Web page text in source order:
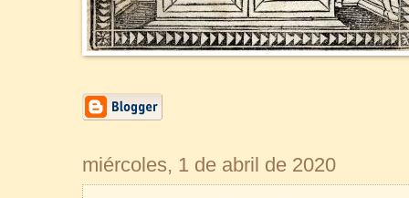
miércoles, 1 de abril de 2020